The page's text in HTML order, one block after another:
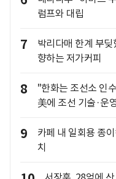
럼프와 대립
7
박리다매 한계 부
향하는 저가커피
8
"한화는 조선소 인
美에 조선 기술·운
9
카페 내 일회용 종
치